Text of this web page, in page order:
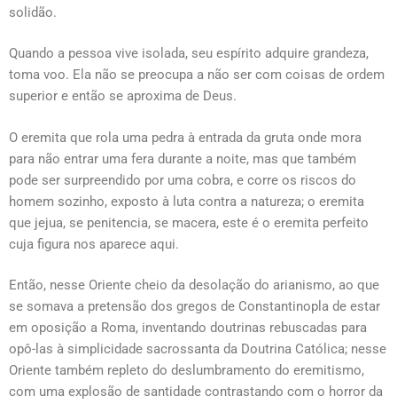
solidão.
Quando a pessoa vive isolada, seu espírito adquire grandeza,
toma voo. Ela não se preocupa a não ser com coisas de ordem
superior e então se aproxima de Deus.
O eremita que rola uma pedra à entrada da gruta onde mora
para não entrar uma fera durante a noite, mas que também
pode ser surpreendido por uma cobra, e corre os riscos do
homem sozinho, exposto à luta contra a natureza; o eremita
que jejua, se penitencia, se macera, este é o eremita perfeito
cuja figura nos aparece aqui.
Então, nesse Oriente cheio da desolação do arianismo, ao que
se somava a pretensão dos gregos de Constantinopla de estar
em oposição a Roma, inventando doutrinas rebuscadas para
opô-las à simplicidade sacrossanta da Doutrina Católica; nesse
Oriente também repleto do deslumbramento do eremitismo,
com uma explosão de santidade contrastando com o horror da